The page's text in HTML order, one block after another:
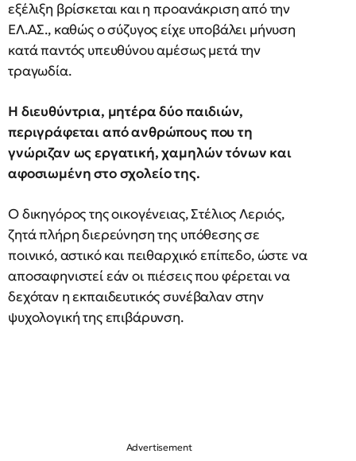
εξέλιξη βρίσκεται και η προανάκριση από την
ΕΛ.ΑΣ., καθώς ο σύζυγος είχε υποβάλει μήνυση
κατά παντός υπευθύνου αμέσως μετά την
τραγωδία.
Η διευθύντρια, μητέρα δύο παιδιών,
περιγράφεται από ανθρώπους που τη
γνώριζαν ως εργατική, χαμηλών τόνων και
αφοσιωμένη στο σχολείο της.
Ο δικηγόρος της οικογένειας, Στέλιος Λεριός,
ζητά πλήρη διερεύνηση της υπόθεσης σε
ποινικό, αστικό και πειθαρχικό επίπεδο, ώστε να
αποσαφηνιστεί εάν οι πιέσεις που φέρεται να
δεχόταν η εκπαιδευτικός συνέβαλαν στην
ψυχολογική της επιβάρυνση.